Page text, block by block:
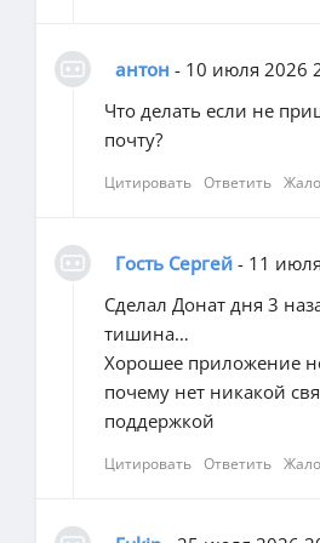
антон - 10 июля 2026
Что делать если не
почту?
Цитировать Ответить
Гость Сергей - 11
Сделал Донат дня 3
тишина…
Хорошее приложение
почему нет никакой
поддержкой
Цитировать Ответить